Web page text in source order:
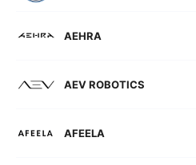
AEHRA
AEV ROBOTICS
AFEELA